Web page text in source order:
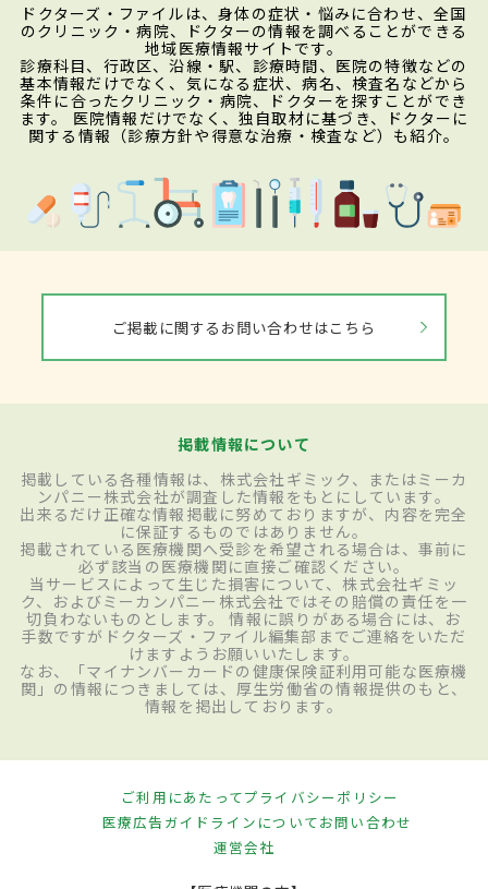
ドクターズ・ファイルは、身体の症状・悩みに合わせ、全国
のクリニック・病院、ドクターの情報を調べることができる
地域医療情報サイトです。
診療科目、行政区、沿線・駅、診療時間、医院の特徴などの
基本情報だけでなく、気になる症状、病名、検査名などから
条件に合ったクリニック・病院、ドクターを探すことができ
ます。 医院情報だけでなく、独自取材に基づき、ドクターに
関する情報（診療方針や得意な治療・検査など）も紹介。
ご掲載に関するお問い合わせはこちら
掲載情報について
掲載している各種情報は、株式会社ギミック、またはミーカ
ンパニー株式会社が調査した情報をもとにしています。
出来るだけ正確な情報掲載に努めておりますが、内容を完全
に保証するものではありません。
掲載されている医療機関へ受診を希望される場合は、事前に
必ず該当の医療機関に直接ご確認ください。
当サービスによって生じた損害について、株式会社ギミッ
ク、およびミーカンパニー株式会社ではその賠償の責任を一
切負わないものとします。 情報に誤りがある場合には、お
手数ですがドクターズ・ファイル編集部までご連絡をいただ
けますようお願いいたします。
なお、「マイナンバーカードの健康保険証利用可能な医療機
関」の情報につきましては、厚生労働省の情報提供のもと、
情報を掲出しております。
ご利用にあたってプライバシーポリシー
医療広告ガイドラインについてお問い合わせ
運営会社